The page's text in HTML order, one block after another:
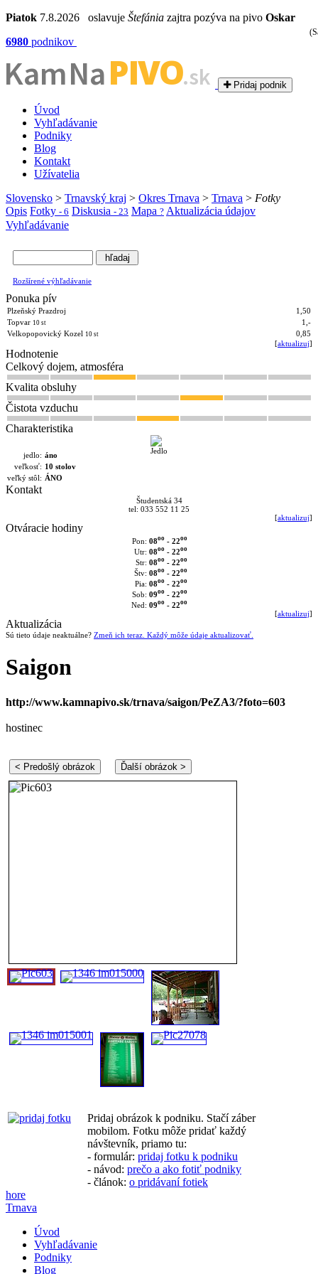
Piatok 7.8.2026 oslavuje Štefánia zajtra pozýva na pivo Oskar
6980 podnikov
Kam NaPIVO.sk Pridaj podnik
Úvod
Vyhľadávanie
Podniky
Blog
Kontakt
Užívatelia
Slovensko > Trnavský kraj > Okres Trnava > Trnava > Fotky
Opis Fotky - 6 Diskusia - 23 Mapa ? Aktualizácia údajov
Vyhľadávanie
Rozšírené výhľadávanie
Ponuka pív
Plzeňský Prazdroj
1,50
Topvar 10 st
1,-
Velkopopovický Kozel 10 st
0,85
[aktualizuj]
Hodnotenie
Celkový dojem, atmosféra
Kvalita obsluhy
Čistota vzduchu
Charakteristika
jedlo: áno
veľkosť: 10 stolov
veľký stôl: ÁNO
Kontakt
Študentská 34
tel: 033 552 11 25
[aktualizuj]
Otváracie hodiny
Pon: 08oo- 22oo
Utr: 08oo- 22oo
Str: 08oo- 22oo
Štv: 08oo- 22oo
Pia: 08oo- 22oo
Sob: 09oo- 22oo
Ned: 09oo- 22oo
[aktualizuj]
Aktualizácia
Sú tieto údaje neaktuálne? Zmeň ich teraz. Každý môže údaje aktualizovať.
Saigon
http://www.kamnapivo.sk/trnava/saigon/PeZA3/?foto=603
hostinec
Pridaj obrázok k podniku. Stačí záber
mobilom. Fotku môže pridať každý
návštevník, priamo tu:
- formulár: pridaj fotku k podniku
- návod: prečo a ako fotiť podniky
- článok: o pridávaní fotiek
hore
Trnava
Úvod
Vyhľadávanie
Podniky
Blog